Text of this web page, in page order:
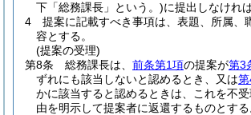
下「総務課長」という。)に提出しなけれ
4
提案に記載すべき事項は、表題、所属、
容とする。
(提案の受理)
第8条
総務課長は、 前条第1項の提案が第3
ずれにも該当しないと認めるとき、又は
かに該当すると認めるときは、これを不
由を明示して提案者に返還するものとする